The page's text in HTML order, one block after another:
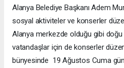
Alanya Belediye Başkanı Adem
sosyal aktiviteler ve konserler
Alanya merkezde olduğu gibi doğu
vatandaşlar için de konserler
bünyesinde 19 Ağustos Cuma